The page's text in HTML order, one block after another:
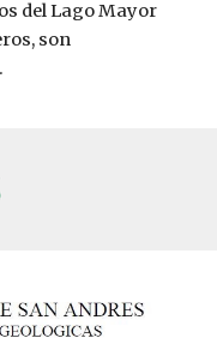
del Lago Mayor
son